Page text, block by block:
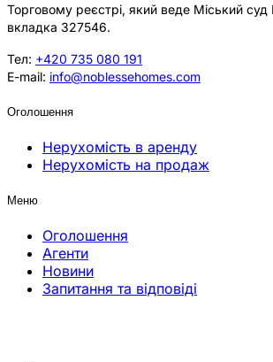
Торговому реєстрі, який веде Міський суд
вкладка 327546.
Тел: +420 735 080 191
E-mail: info@noblessehomes.com
Оголошення
Нерухомість в аренду
Нерухомість на продаж
Меню
Оголошення
Агенти
Новини
Запитання та відповіді